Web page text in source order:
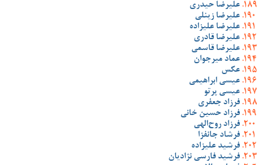
علیرضا حیدری
علیرضا زینلی
علیرضا علیزاده
علیرضا قادری
علیرضا قاسمی
عماد میرجوان
عکس
عیسی ابراهیمی
عیسی پرتو
فرزاد جعفری
فرزاد حسین خانی
فرزاد روح‌الهی
فرشاد جانفزا
فرشید علیزاده
فرشید فارسی نژادیان